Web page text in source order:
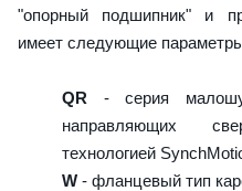
"опорный подшипник" и
имеет следующие
QR - серия
направляющих
технологией
W - фланцевый тип